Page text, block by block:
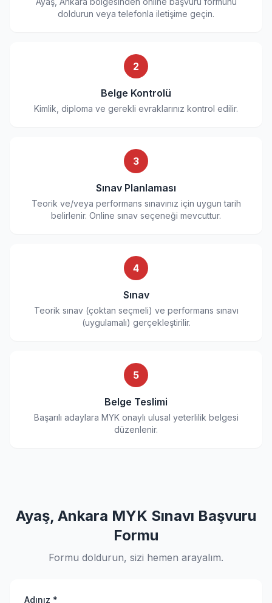
doldurun veya telefonla iletişime geçin.
2
Belge Kontrolü
Kimlik, diploma ve gerekli evraklarınız kontrol edilir.
3
Sınav Planlaması
Teorik ve/veya performans sınavınız için uygun tarih
belirlenir. Online sınav seçeneği mevcuttur.
4
Sınav
Teorik sınav (çoktan seçmeli) ve performans sınavı
(uygulamalı) gerçekleştirilir.
5
Belge Teslimi
Başarılı adaylara MYK onaylı ulusal yeterlilik belgesi
düzenlenir.
Ayaş, Ankara MYK Sınavı Başvuru
Formu
Formu doldurun, sizi hemen arayalım.
Adınız *